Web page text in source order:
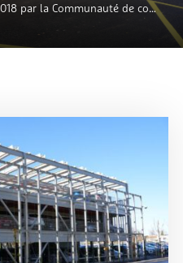
Cet ambitieux projet, initié dès 2018 par la Communauté de communes Rhôny-Vistre, permet de doubler la capacité initiale de stationnement à proximité directe de la gare de Vergèze.